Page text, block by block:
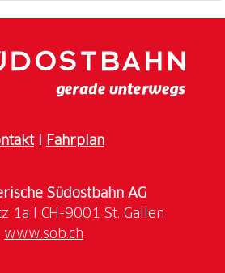
I Fahrplan
Südostbahn AG
www.sob.ch